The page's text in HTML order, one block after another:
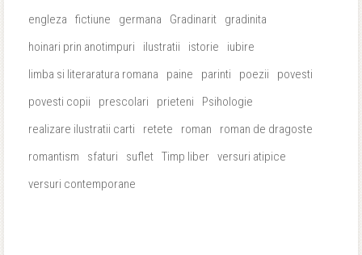
engleza
fictiune germana Gradinarit
gradinita
hoinari prin anotimpuri
ilustratii istorie
iubire
limba si literaratura romana
paine parinti poezii
povesti
povesti copii
prescolari prieteni
Psihologie
realizare ilustratii carti
retete roman
roman de dragoste
romantism
sfaturi suflet Timp liber versuri atipice
versuri contemporane